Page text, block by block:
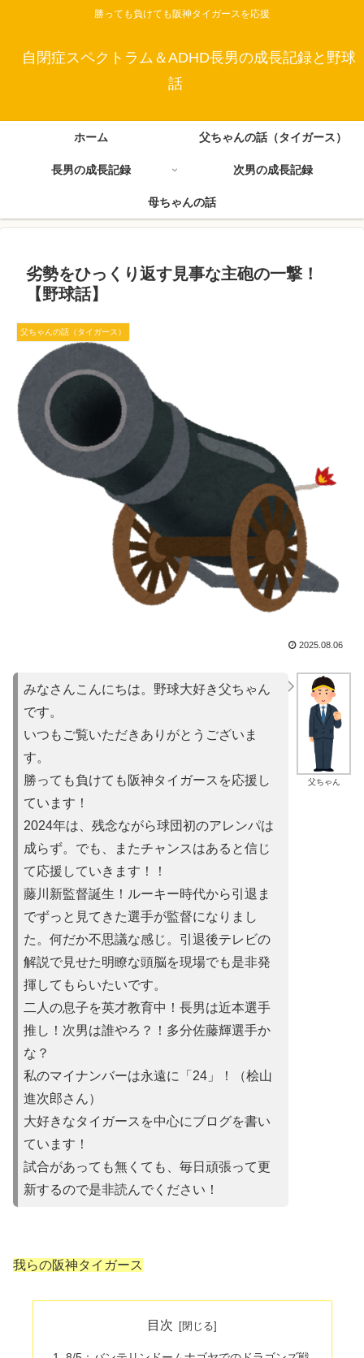
勝っても負けても阪神タイガースを応援
自閉症スペクトラム＆ADHD長男の成長記録と野球
話
ホーム 父ちゃんの話（タイガース）
長男の成長記録 次男の成長記録
母ちゃんの話
劣勢をひっくり返す見事な主砲の一撃！
【野球話】
父ちゃんの話（タイガース）
2025.08.06
父ちゃん
みなさんこんにちは。野球大好き父ちゃん
です。
いつもご覧いただきありがとうございま
す。
勝っても負けても阪神タイガースを応援し
ています！
2024年は、残念ながら球団初のアレンパは
成らず。でも、またチャンスはあると信じ
て応援していきます！！
藤川新監督誕生！ルーキー時代から引退ま
でずっと見てきた選手が監督になりまし
た。何だか不思議な感じ。引退後テレビの
解説で見せた明瞭な頭脳を現場でも是非発
揮してもらいたいです。
二人の息子を英才教育中！長男は近本選手
推し！次男は誰やろ？！多分佐藤輝選手か
な？
私のマイナンバーは永遠に「24」！（桧山
進次郎さん）
大好きなタイガースを中心にブログを書い
ています！
試合があって も無くても、毎日頑張って更
新するので是非読んでください！
我らの阪神タイガース
目次